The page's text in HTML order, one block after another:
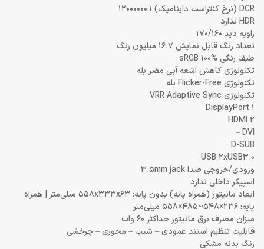
DCR (نرخ کنتراست داینامیک) 12000000:1
HDR ندارد
زاویه دید 170/160
تعداد رنگ قابل نمایش 16.7 میلیون رنگ
طیف رنگی sRGB 100%
تکنولوژی کاهش اشعه آبی مضر بله
تکنولوژی Flicker-Free بله
تکنولوژی VRR Adaptive Sync
DisplayPort 1
HDMI 2
DVI –
D-SUB –
USB 2xUSB3.0
ورودی/خروجی صدا 3.5mm jack
اسپیکر داخلی ندارد
ابعاد مانیتور (همراه پایه) بدون پایه: 5‎58x333x63 میلی‌متر | همراه
پایه: 5‎58×485~548×236 میلی‌متر
میزان مصرف برق مانیتور حداکثر 60 وات
قابلیت تنظیم استند عمودی – شیب – محوری – چرخشی
رنگ بدنه مشکی